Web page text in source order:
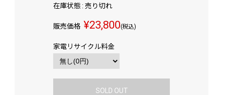
在庫状態 : 売り切れ
販売価格 ¥23,800(税込)
家電リサイクル料金
SOLD OUT